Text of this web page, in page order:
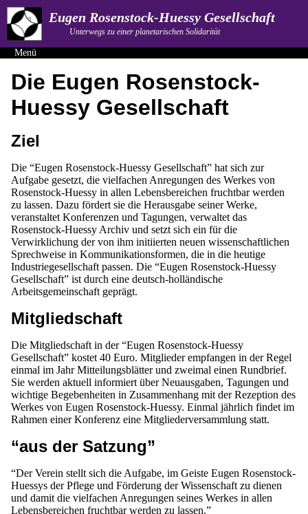
Eugen Rosenstock-Huessy Gesellschaft
Unterwegs zu einer planetarischen Solidarität
Menü
Die Eugen Rosenstock-
Huessy Gesellschaft
Ziel
Die “Eugen Rosenstock-Huessy Gesellschaft” hat sich zur
Aufgabe gesetzt, die vielfachen Anregungen des Werkes von
Rosenstock-Huessy in allen Lebensbereichen fruchtbar werden
zu lassen. Dazu fördert sie die Herausgabe seiner Werke,
veranstaltet Konferenzen und Tagungen, verwaltet das
Rosenstock-Huessy Archiv und setzt sich ein für die
Verwirklichung der von ihm initiierten neuen wissenschaftlichen
Sprechweise in Kommunikationsformen, die in die heutige
Industriegesellschaft passen. Die “Eugen Rosenstock-Huessy
Gesellschaft” ist durch eine deutsch-holländische
Arbeitsgemeinschaft geprägt.
Mitgliedschaft
Die Mitgliedschaft in der “Eugen Rosenstock-Huessy
Gesellschaft” kostet 40 Euro. Mitglieder empfangen in der Regel
einmal im Jahr Mitteilungsblätter und zweimal einen Rundbrief.
Sie werden aktuell informiert über Neuausgaben, Tagungen und
wichtige Begebenheiten in Zusammenhang mit der Rezeption des
Werkes von Eugen Rosenstock-Huessy. Einmal jährlich findet im
Rahmen einer Konferenz eine Mitgliederversammlung statt.
“aus der Satzung”
“Der Verein stellt sich die Aufgabe, im Geiste Eugen Rosenstock-
Huessys der Pflege und Förderung der Wissenschaft zu dienen
und damit die vielfachen Anregungen seines Werkes in allen
Lebensbereichen fruchtbar werden zu lassen.”